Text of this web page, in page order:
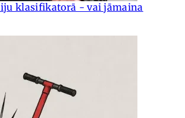
klasifikatorā - vai jāmaina